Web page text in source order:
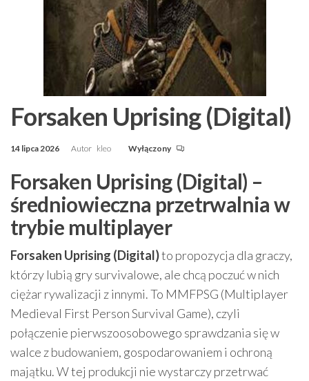
Forsaken Uprising (Digital)
14 lipca 2026 Autor kleo Wyłączony
Forsaken Uprising (Digital) –
średniowieczna przetrwalnia w
trybie multiplayer
Forsaken Uprising (Digital)to propozycja dla graczy,
którzy lubią gry survivalowe, ale chcą poczuć w nich
ciężar rywalizacji z innymi. To MMFPSG (Multiplayer
Medieval First Person Survival Game), czyli
połączenie pierwszoosobowego sprawdzania się w
walce z budowaniem, gospodarowaniem i ochroną
majątku. W tej produkcji nie wystarczy przetrwać